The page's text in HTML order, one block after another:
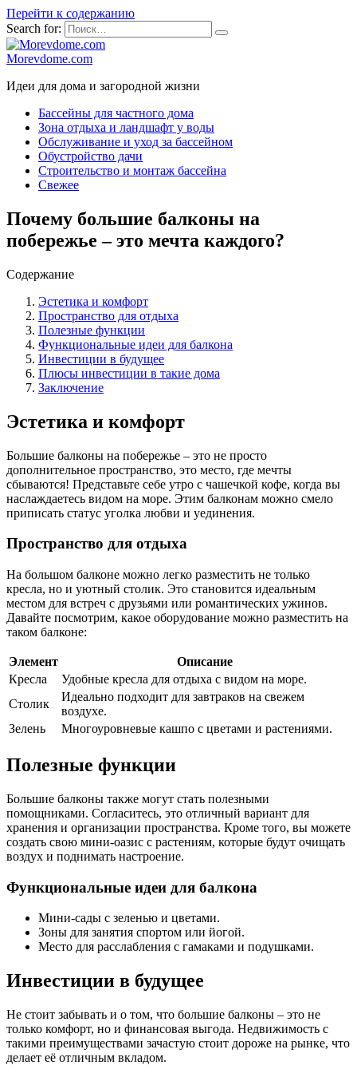
Перейти к содержанию
Search for:
Morevdome.com
Идеи для дома и загородной жизни
Бассейны для частного дома
Зона отдыха и ландшафт у воды
Обслуживание и уход за бассейном
Обустройство дачи
Строительство и монтаж бассейна
Свежее
Почему большие балконы на
побережье – это мечта каждого?
Содержание
Эстетика и комфорт
Пространство для отдыха
Полезные функции
Функциональные идеи для балкона
Инвестиции в будущее
Плюсы инвестиции в такие дома
Заключение
Эстетика и комфорт
Большие балконы на побережье – это не просто
дополнительное пространство, это место, где мечты
сбываются! Представьте себе утро с чашечкой кофе, когда вы
наслаждаетесь видом на море. Этим балконам можно смело
приписать статус уголка любви и уединения.
Пространство для отдыха
На большом балконе можно легко разместить не только
кресла, но и уютный столик. Это становится идеальным
местом для встреч с друзьями или романтических ужинов.
Давайте посмотрим, какое оборудование можно разместить на
таком балконе:
Элемент
Описание
Кресла
Удобные кресла для отдыха с видом на море.
Столик
Идеально подходит для завтраков на свежем
воздухе.
Зелень
Многоуровневые кашпо с цветами и растениями.
Полезные функции
Большие балконы также могут стать полезными
помощниками. Согласитесь, это отличный вариант для
хранения и организации пространства. Кроме того, вы можете
создать свою мини-оазис с растениям, которые будут очищать
воздух и поднимать настроение.
Функциональные идеи для балкона
Мини-сады с зеленью и цветами.
Зоны для занятия спортом или йогой.
Место для расслабления с гамаками и подушками.
Инвестиции в будущее
Не стоит забывать и о том, что большие балконы – это не
только комфорт, но и финансовая выгода. Недвижимость с
такими преимуществами зачастую стоит дороже на рынке, что
делает её отличным вкладом.